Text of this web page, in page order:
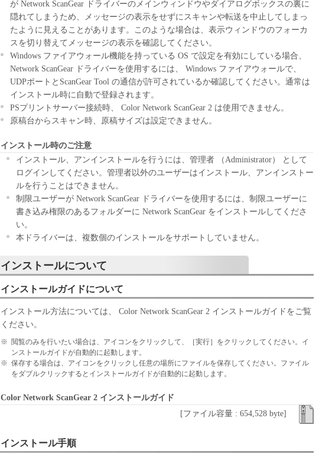
ーのいかなる知的財産権も、明示たると黙示たるとを問わず、本契約書によって
お客様に譲渡あるいは許諾されるものではありません。
２．制限
(1) お客様は、再使用許諾、譲渡、販売、頒布、リースもしくは貸与その他の方
法により、第三者に「本ソフトウェア」を使用させることはできません。
(2) お客様は、「本ソフトウェア」の全部または一部を修正、改変、逆コンパイ
ル、逆アセンブル、その他リバースエンジニアリング等することはできません。
また第三者にこのような行為をさせてはなりません。
３．著作権表示
お客様は、「本ソフトウェア」に含まれるキヤノンまたはキヤノンのライセンサ
４．所有権
「本ソフトウェア」に係る権原および所有権は、その内容によりキヤノンまたは
キヤノンのライセンサーに帰属します。
５．輸出
お客様は、日本国政府または関連する外国政府より必要な許可等を得ることなし
に、「本ソフトウェア」の全部または一部を、直接または間接に輸出してはなり
ません。
６．サポートおよびアップデート
びにキヤノンのライセンサーは、お客様による「本ソフトウェア」の使用を支援
すること、および「本ソフトウェア」に対してアップデート、バグの修正あるい
はサポートを行うことについて、いかなる責任も負うものではありません。
７．保証の否認・免責
(1) 「本ソフトウェア」は、『現状のまま』の状態で使用許諾されます。キヤノ
ン、キヤノンのライセンサー、キヤノンの子会社、キヤノンの関連会社、それら
の販売代理店または販売店のいずれも、「本ソフトウェア」に関して、商品性お
よび特定の目的への適合性の保証を含め、いかなる保証も、明示たると黙示たる
とを問わず一切しないものとします。
(2) キヤノン、キヤノンのライセンサー、キヤノンの子会社、キヤノンの関連会
社、それらの販売代理店または販売店のいずれも、「本ソフトウェア」の使用ま
たは使用不能から生ずるいかなる損害（逸失利益およびその他の派生的または付
随的な損害を含むがこれらに限定されない全ての損害を言います。）について、
ン、キヤノンのライセンサー、キヤノンの子会社、キヤノンの関連会社、それら
が Network ScanGear ドライバーのメインウィンドウやダイアログボックスの裏に
隠れてしまうため、メッセージの表示をせずにスキャンや転送を中止してしまっ
たように見えることがあります。このような場合は、表示ウィンドウのフォーカ
スを切り替えてメッセージの表示を確認してください。
Windows ファイアウォール機能を持っている OS で設定を有効にしている場合、
Network ScanGear ドライバーを使用するには、 Windows ファイアウォールで、
UDPポートとScanGear Tool の通信が許可されているか確認してください。通常は
インストール時に自動で登録されます。
PSプリントサーバー接続時、 Color Network ScanGear 2 は使用できません。
原稿台からスキャン時、原稿サイズは設定できません。
インストール時のご注意
インストール、アンインストールを行うには、管理者 （Administrator） として
ログインしてください。管理者以外のユーザーはインストール、アンインストー
ルを行うことはできません。
制限ユーザーが Network ScanGear ドライバーを使用するには、制限ユーザーに
書き込み権限のあるフォルダーに Network ScanGear をインストールしてくださ
い。
本ドライバーは、複数個のインストールをサポートしていません。
インストールについて
インストールガイドについて
インストール方法については、 Color Network ScanGear 2 インストールガイドをご覧
ください。
※ 閲覧のみを行いたい場合は、アイコンをクリックして、［実行］をクリックしてください。イ
ンストールガイドが自動的に起動します。
※ 保存する場合は、アイコンをクリックし任意の場所にファイルを保存してください。ファイル
をダブルクリックするとインストールガイドが自動的に起動します。
Color Network ScanGear 2 インストールガイド
[ファイル容量 : 654,528 byte]
インストール手順